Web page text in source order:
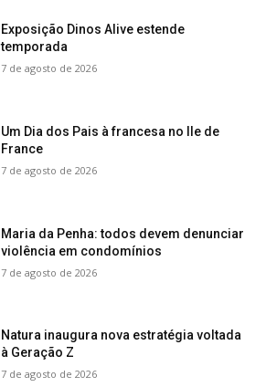
Exposição Dinos Alive estende
temporada
7 de agosto de 2026
Um Dia dos Pais à francesa no Ile de
France
7 de agosto de 2026
Maria da Penha: todos devem denunciar
violência em condomínios
7 de agosto de 2026
Natura inaugura nova estratégia voltada
à Geração Z
7 de agosto de 2026